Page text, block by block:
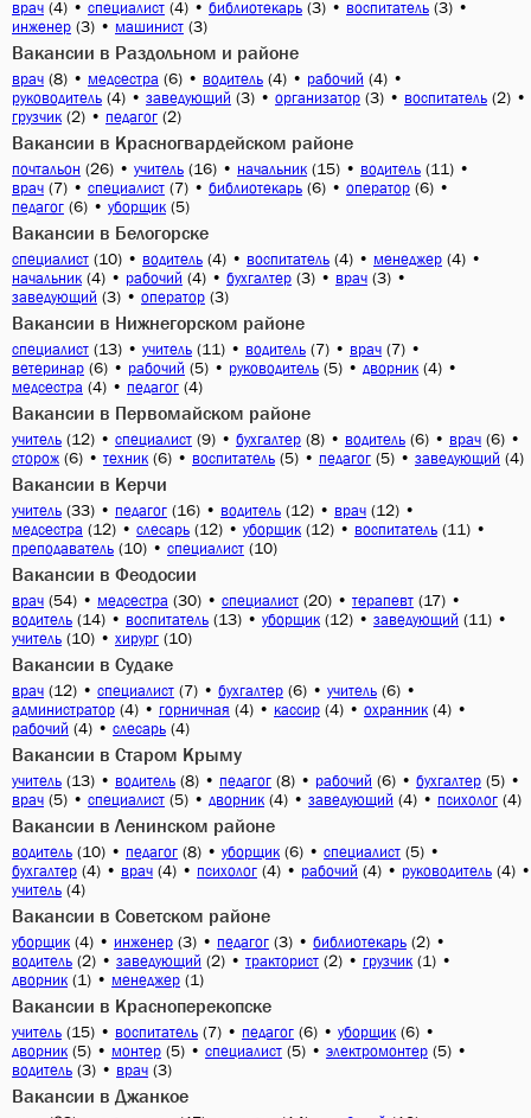
врач (4) • специалист (4) • библиотекарь (3) • воспитатель (3) •
инженер (3) • машинист (3)
Вакансии в Раздольном и районе
врач (8) • медсестра (6) • водитель (4) • рабочий (4) •
руководитель (4) • заведующий (3) • организатор (3) • воспитатель (2) •
грузчик (2) • педагог (2)
Вакансии в Красногвардейском районе
почтальон (26) • учитель (16) • начальник (15) • водитель (11) •
врач (7) • специалист (7) • библиотекарь (6) • оператор (6) •
педагог (6) • уборщик (5)
Вакансии в Белогорске
специалист (10) • водитель (4) • воспитатель (4) • менеджер (4) •
начальник (4) • рабочий (4) • бухгалтер (3) • врач (3) •
заведующий (3) • оператор (3)
Вакансии в Нижнегорском районе
специалист (13) • учитель (11) • водитель (7) • врач (7) •
ветеринар (6) • рабочий (5) • руководитель (5) • дворник (4) •
медсестра (4) • педагог (4)
Вакансии в Первомайском районе
учитель (12) • специалист (9) • бухгалтер (8) • водитель (6) • врач (6) •
сторож (6) • техник (6) • воспитатель (5) • педагог (5) • заведующий (4)
Вакансии в Керчи
учитель (33) • педагог (16) • водитель (12) • врач (12) •
медсестра (12) • слесарь (12) • уборщик (12) • воспитатель (11) •
преподаватель (10) • специалист (10)
Вакансии в Феодосии
врач (54) • медсестра (30) • специалист (20) • терапевт (17) •
водитель (14) • воспитатель (13) • уборщик (12) • заведующий (11) •
учитель (10) • хирург (10)
Вакансии в Судаке
врач (12) • специалист (7) • бухгалтер (6) • учитель (6) •
администратор (4) • горничная (4) • кассир (4) • охранник (4) •
рабочий (4) • слесарь (4)
Вакансии в Старом Крыму
учитель (13) • водитель (8) • педагог (8) • рабочий (6) • бухгалтер (5) •
врач (5) • специалист (5) • дворник (4) • заведующий (4) • психолог (4)
Вакансии в Ленинском районе
водитель (10) • педагог (8) • уборщик (6) • специалист (5) •
бухгалтер (4) • врач (4) • психолог (4) • рабочий (4) • руководитель (4) •
учитель (4)
Вакансии в Советском районе
уборщик (4) • инженер (3) • педагог (3) • библиотекарь (2) •
водитель (2) • заведующий (2) • тракторист (2) • грузчик (1) •
дворник (1) • менеджер (1)
Вакансии в Красноперекопске
учитель (15) • воспитатель (7) • педагог (6) • уборщик (6) •
дворник (5) • монтер (5) • специалист (5) • электромонтер (5) •
водитель (3) • врач (3)
Вакансии в Джанкое